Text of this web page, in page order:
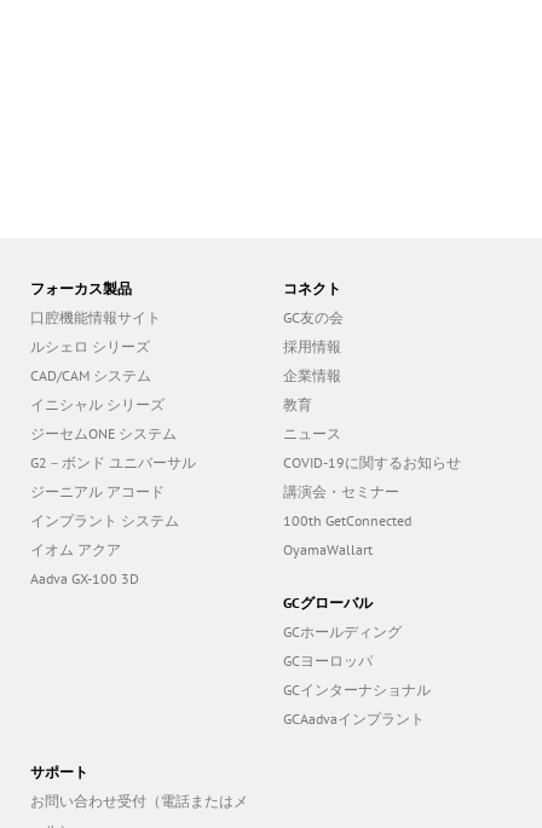
フォーカス製品
口腔機能情報サイト
ルシェロ シリーズ
CAD/CAM システム
イニシャル シリーズ
ジーセムONE システム
G2－ボンド ユニバーサル
ジーニアル アコード
インプラント システム
イオム アクア
Aadva GX-100 3D
コネクト
GC友の会
採用情報
企業情報
教育
ニュース
COVID-19に関するお知らせ
講演会・セミナー
100th GetConnected
OyamaWallart
GCグローバル
GCホールディング
GCヨーロッパ
GCインターナショナル
GCAadvaインプラント
サポート
お問い合わせ受付（電話またはメ